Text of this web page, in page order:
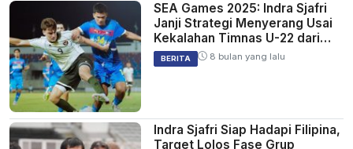
SEA Games 2025: Indra Sjafri
Janji Strategi Menyerang Usai
Kekalahan Timnas U-22 dari
Filipina
BERITA 8 bulan yang lalu
Indra Sjafri Siap Hadapi Filipina,
Target Lolos Fase Grup